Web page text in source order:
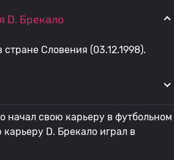
D. Брекало
Словения (03.12.1998).
начал свою карьеру в футбольном
D. Брекало играл в